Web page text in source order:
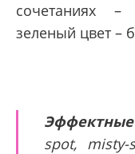
сочетаниях –
зеленый цвет –
spot,